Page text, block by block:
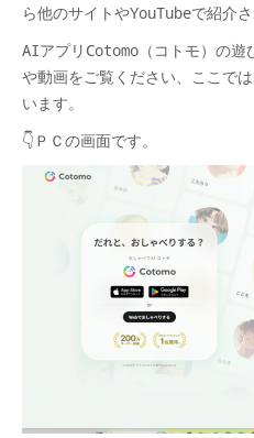
ら他のサイトやYouTubeで紹介さ
AIアプリCotomo（コトモ）の遊
や動画をご覧ください、ここで
います。
👇ＰＣの画面です。